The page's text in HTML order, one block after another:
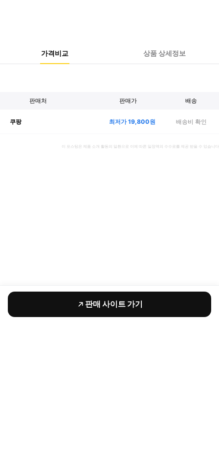
가격비교 상품 상세정보
판매처 판매가 배송
쿠팡 최저가19,800원 배송비 확인
이 포스팅은 제품 소개 활동의 일환으로 이에 따른 일정액의 수수료를 제공 받을 수 있습니다
판매 사이트 가기